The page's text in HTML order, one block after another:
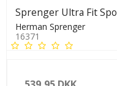
Sprenger Ultra Fit
Herman Sprenger
16371